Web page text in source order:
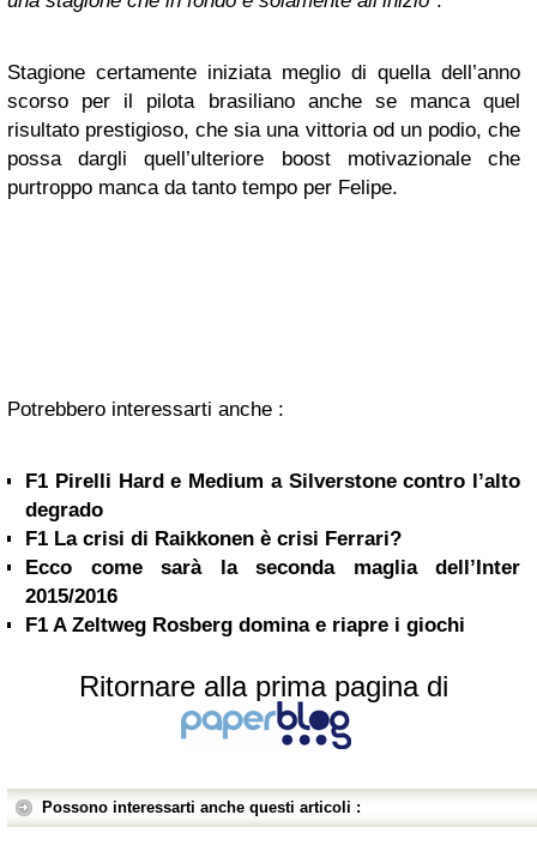
Stagione certamente iniziata meglio di quella dell’anno
scorso per il pilota brasiliano anche se manca quel
risultato prestigioso, che sia una vittoria od un podio, che
possa dargli quell’ulteriore boost motivazionale che
purtroppo manca da tanto tempo per Felipe.
Potrebbero interessarti anche :
F1 Pirelli Hard e Medium a Silverstone contro l’alto
degrado
F1 La crisi di Raikkonen è crisi Ferrari?
Ecco come sarà la seconda maglia dell’Inter
2015/2016
F1 A Zeltweg Rosberg domina e riapre i giochi
Ritornare alla prima pagina di
Possono interessarti anche questi articoli :